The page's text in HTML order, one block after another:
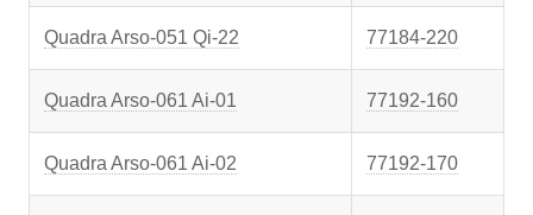
Quadra Arso-051 Qi-22 77184-220
Quadra Arso-061 Ai-01 77192-160
Quadra Arso-061 Ai-02 77192-170